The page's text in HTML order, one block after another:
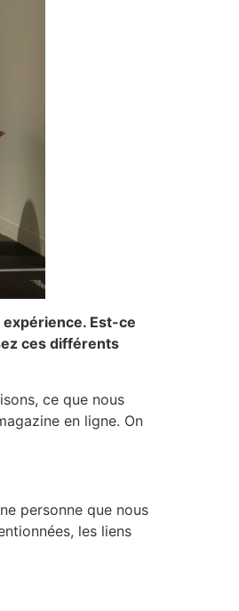
Est-ce
ces différents
ce que nous
en ligne. On
personne que nous
les liens